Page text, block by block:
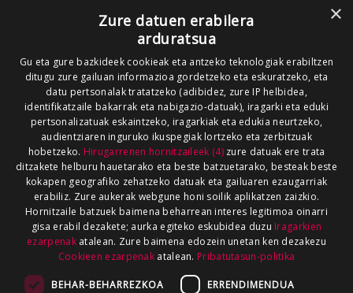
×
Zure datuen erabilera
arduratsua
Gu eta gure bazkideek cookieak eta antzeko teknologiak erabiltzen
ditugu zure gailuan informazioa gordetzeko eta eskuratzeko, eta
datu pertsonalak tratatzeko (adibidez, zure IP helbidea,
identifikatzaile bakarrak eta nabigazio-datuak), iragarki eta eduki
pertsonalizatuak eskaintzeko, iragarkiak eta edukia neurtzeko,
audientziaren inguruko ikuspegiak lortzeko eta zerbitzuak
hobetzeko. Hirugarrenen hornitzaileek (4)zure datuak ere trata
ditzakete helburu hauetarako eta beste batzuetarako, besteak beste
kokapen geografiko zehatzeko datuak eta gailuaren ezaugarriak
erabiliz. Zure aukerak webgune honi soilik aplikatzen zaizkio.
Hornitzaile batzuek baimena beharrean interes legitimoa oinarri
gisa erabil dezakete; aurka egiteko eskubidea duzu Iragarkien
ezarpenakatalean. Zure baimena edozein unetan ken dezakezu
Cookieen ezarpenak atalean. Pribatutasun-politika
BEHAR-BEHARREZKOA ERRENDIMENDUA